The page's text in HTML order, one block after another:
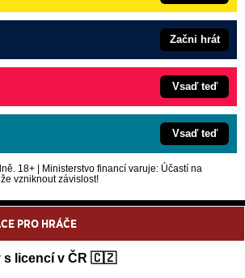
Začni hrát
Vsaď teď
Vsaď teď
18+ | Ministerstvo financí varuje: Účastí na
vzniknout závislost!
PRO HRÁČE
s licencí v ČR 🇨🇿